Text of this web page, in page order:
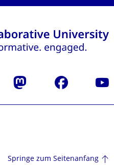
Mastodon Facebook
Springe zum Seitenanfang